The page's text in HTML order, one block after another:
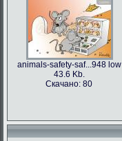
animals-safety-saf...948 low
43.6 Kb.
Скачано: 80